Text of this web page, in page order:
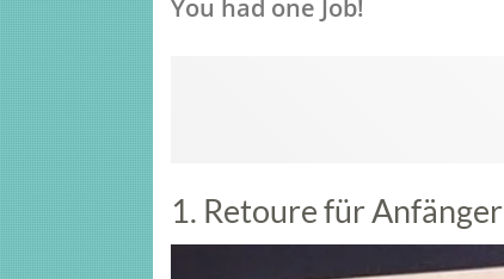
You had one Job!
1. Retoure für Anfänger